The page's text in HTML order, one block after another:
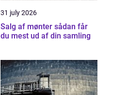
31 july 2026
Salg af mønter sådan får
du mest ud af din samling